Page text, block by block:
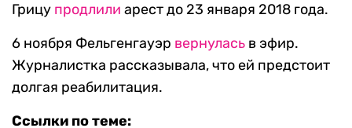
Грицу продлили арест до 23 января 2018 года.
6 ноября Фельгенгауэр вернулась в эфир.
Журналистка рассказывала, что ей предстоит
долгая реабилитация.
Ссылки по теме: